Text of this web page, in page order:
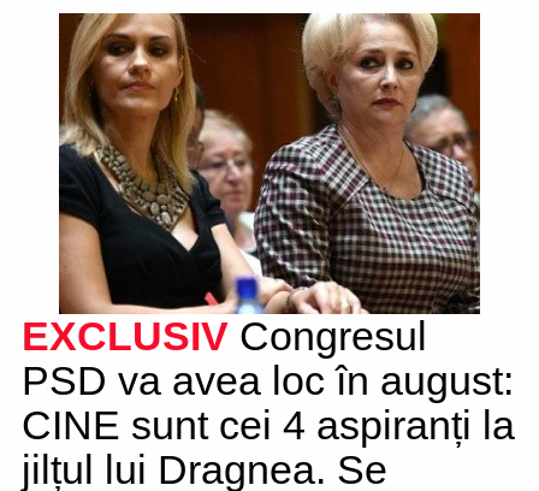
EXCLUSIV Congresul
PSD va avea loc în august:
CINE sunt cei 4 aspiranți la
jilțul lui Dragnea. Se